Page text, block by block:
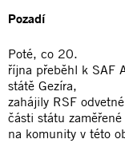
Pozadí
Poté, co 20.
října přeběhl k SAF
státě Gezíra,
zahájily RSF
části státu zaměřené
na komunity v této